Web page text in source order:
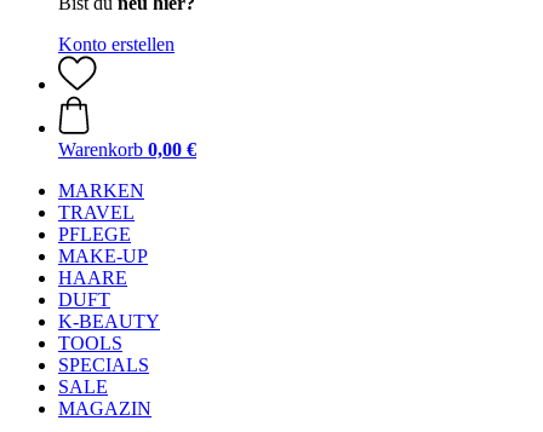
Konto erstellen
Warenkorb 0,00 €
MARKEN
TRAVEL
PFLEGE
MAKE-UP
HAARE
DUFT
K-BEAUTY
TOOLS
SPECIALS
SALE
MAGAZIN